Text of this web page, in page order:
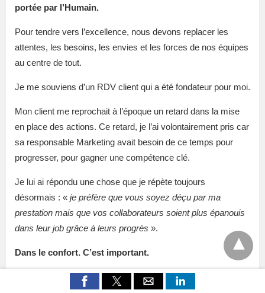
portée par l’Humain.
Pour tendre vers l’excellence, nous devons replacer les
attentes, les besoins, les envies et les forces de nos équipes
au centre de tout.
Je me souviens d’un RDV client qui a été fondateur pour moi.
Mon client me reprochait à l’époque un retard dans la mise
en place des actions. Ce retard, je l’ai volontairement pris car
sa responsable Marketing avait besoin de ce temps pour
progresser, pour gagner une compétence clé.
Je lui ai répondu une chose que je répète toujours
désormais : « je préfère que vous soyez déçu par ma
prestation mais que vos collaborateurs soient plus épanouis
dans leur job grâce à leurs progrès ».
Dans le confort. C’est important.
🍣 #7 Admettre qu’on ignore plus